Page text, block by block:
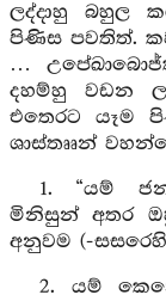
ලද්දාහු බහුල
පිණිස පවතිත්.
…
දහම්හු වඩන
එතෙරට යෑම
ශාස්තෲන්
1. “යම්
මිනිසුන් අතර
අනුවම (-
2. යම්